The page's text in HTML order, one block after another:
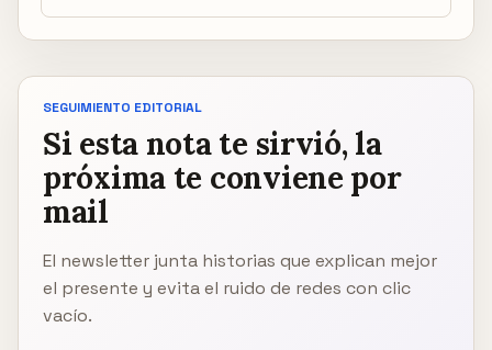
SEGUIMIENTO EDITORIAL
Si esta nota te sirvió, la
próxima te conviene por
mail
El newsletter junta historias que explican mejor
el presente y evita el ruido de redes con clic
vacío.